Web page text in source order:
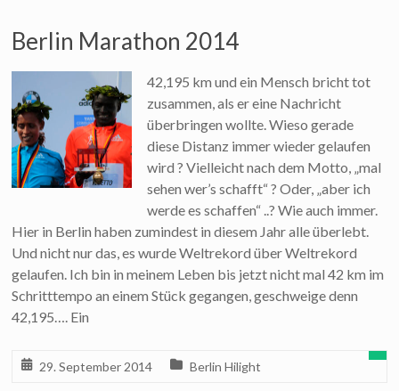
Berlin Marathon 2014
42,195 km und ein Mensch bricht tot
zusammen, als er eine Nachricht
überbringen wollte. Wieso gerade
diese Distanz immer wieder gelaufen
wird ? Vielleicht nach dem Motto, „mal
sehen wer’s schafft“ ? Oder, „aber ich
werde es schaffen“ ..? Wie auch immer.
Hier in Berlin haben zumindest in diesem Jahr alle überlebt.
Und nicht nur das, es wurde Weltrekord über Weltrekord
gelaufen. Ich bin in meinem Leben bis jetzt nicht mal 42 km im
Schritttempo an einem Stück gegangen, geschweige denn
42,195…. Ein
29. September 2014 Berlin Hilight